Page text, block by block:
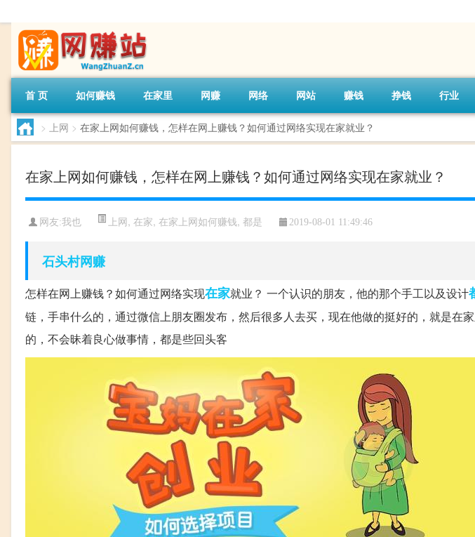
首 页 如何赚钱 在家里 网赚 网络 网站 赚钱 挣钱 行业
> 上网 > 在家上网如何赚钱，怎样在网上赚钱？如何通过网络实现在家就业？
在家上网如何赚钱，怎样在网上赚钱？如何通过网络实现在家就业？
网友:我也 上网, 在家, 在家上网如何赚钱, 都是 2019-08-01 11:49:46
石头村网赚
怎样在网上赚钱？如何通过网络实现在家就业？ 一个认识的朋友，他的那个手工以及设计
链，手串什么的，通过微信上朋友圈发布，然后很多人去买，现在他做的挺好的，就是在
的，不会昧着良心做事情，都是些回头客